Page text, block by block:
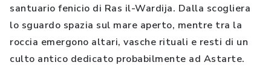
santuario fenicio di Ras il-Wardija. Dalla scogliera
lo sguardo spazia sul mare aperto, mentre tra la
roccia emergono altari, vasche rituali e resti di un
culto antico dedicato probabilmente ad Astarte.